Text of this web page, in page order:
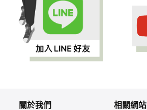
關於我們 相關網站